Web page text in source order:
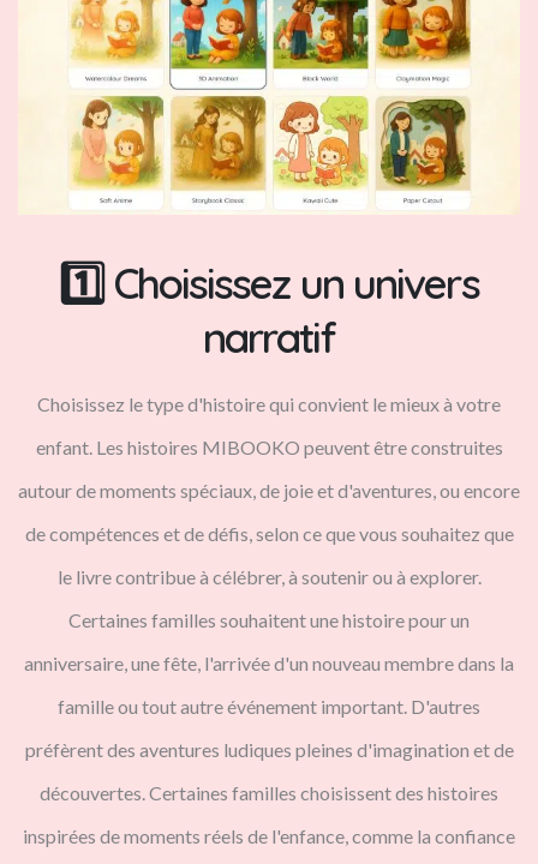
1️⃣ Choisissez un univers
narratif
Choisissez le type d'histoire qui convient le mieux à votre
enfant. Les histoires MIBOOKO peuvent être construites
autour de moments spéciaux, de joie et d'aventures, ou encore
de compétences et de défis, selon ce que vous souhaitez que
le livre contribue à célébrer, à soutenir ou à explorer.
Certaines familles souhaitent une histoire pour un
anniversaire, une fête, l'arrivée d'un nouveau membre dans la
famille ou tout autre événement important. D'autres
préfèrent des aventures ludiques pleines d'imagination et de
découvertes. Certaines familles choisissent des histoires
inspirées de moments réels de l'enfance, comme la confiance